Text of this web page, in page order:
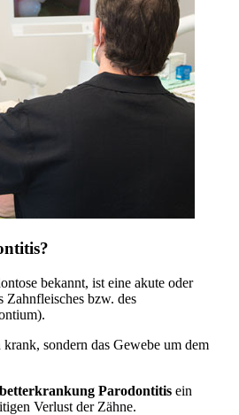
bekannt, ist eine akute oder
Zahnfleisches bzw. des
sondern das Gewebe um dem
Parodontitis ein
Verlust der Zähne.